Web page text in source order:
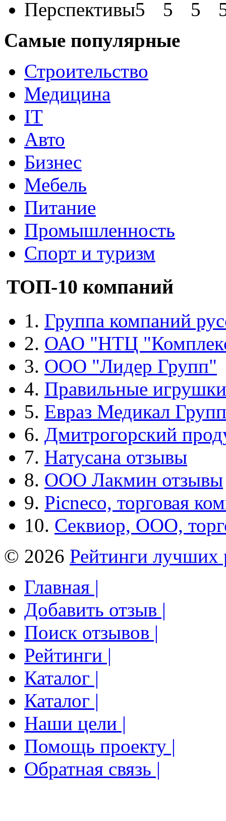
Перспективы
Самые популярные
Строительство
Медицина
IT
Авто
Бизнес
Мебель
Питание
Промышленность
Спорт и туризм
ТОП-10 компаний
1. Группа компаний
2. ОАО "НТЦ
3. ООО "Лидер Групп"
4. Правильные игрушки
5. Евраз Медикал Групп
6. Дмитрогорский
7. Натусана отзывы
8. ООО Лакмин отзывы
9. Picneco, торговая
10. Секвиор, ООО,
© 2026 Рейтинги лучших
Главная |
Добавить отзыв |
Поиск отзывов |
Рейтинги |
Каталог |
Каталог |
Наши цели |
Помощь проекту |
Обратная связь |